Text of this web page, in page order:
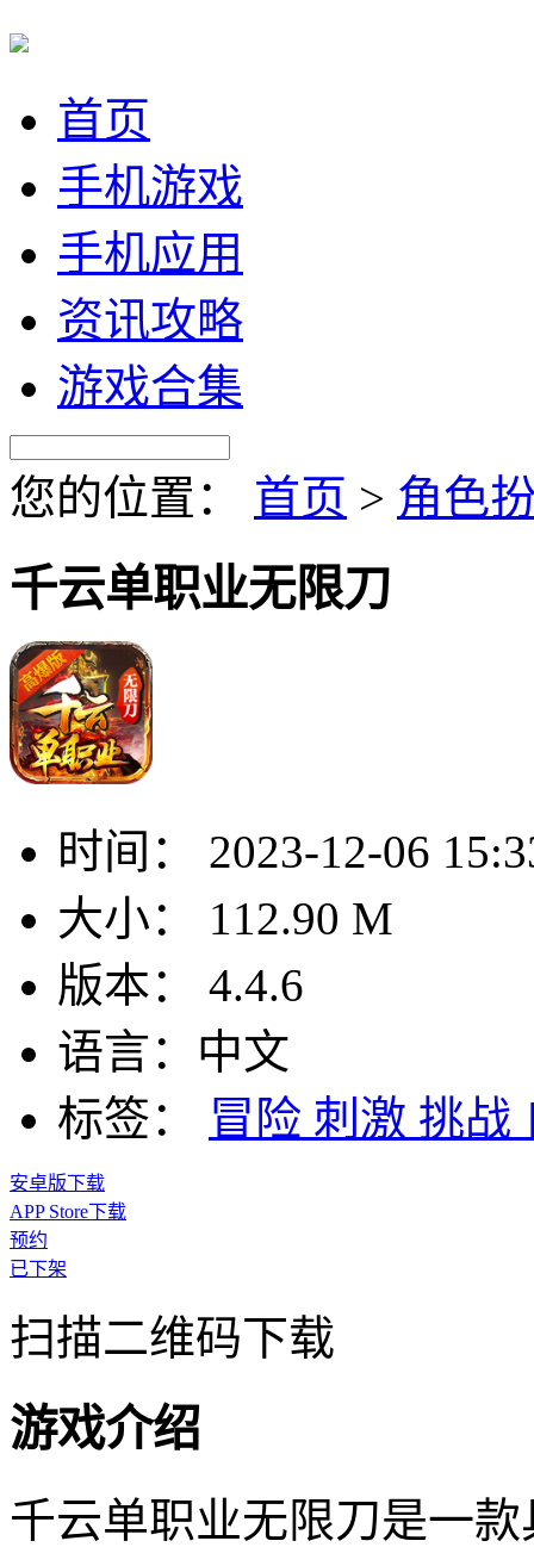
首页
手机游戏
手机应用
资讯攻略
游戏合集
您的位置： 首页 > 角色
千云单职业无限刀
时间：
2023-12-06
大小：
112.90 M
版本：
4.4.6
语言： 中文
标签：
冒险 刺激 挑战
安卓版下载
APP Store下载
预约
已下架
扫描二维码下载
游戏介绍
千云单职业无限刀是一